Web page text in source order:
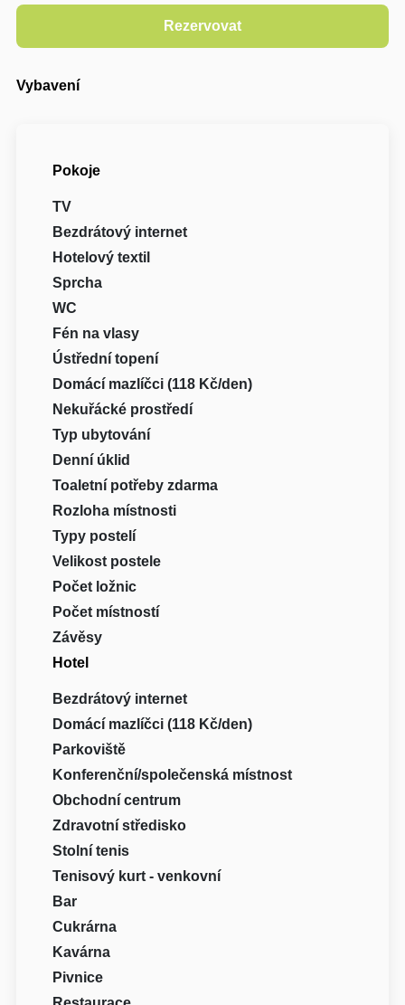
Vybavení
Pokoje
TV
Bezdrátový internet
Hotelový textil
Sprcha
WC
Fén na vlasy
Ústřední topení
Domácí mazlíčci (118 Kč/den)
Nekuřácké prostředí
Typ ubytování
Denní úklid
Toaletní potřeby zdarma
Rozloha místnosti
Typy postelí
Velikost postele
Počet ložnic
Počet místností
Závěsy
Hotel
Bezdrátový internet
Domácí mazlíčci (118 Kč/den)
Parkoviště
Konferenční/společenská místnost
Obchodní centrum
Zdravotní středisko
Stolní tenis
Tenisový kurt - venkovní
Bar
Cukrárna
Kavárna
Pivnice